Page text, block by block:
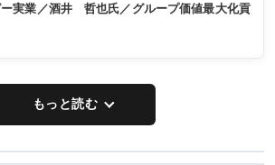
実業／酒井 哲也氏／グループ価値最大化貢
もっと読む